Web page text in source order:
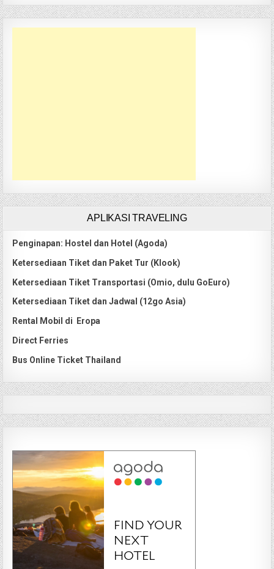
APLIKASI TRAVELING
Penginapan: Hostel dan Hotel (Agoda)
Ketersediaan Tiket dan Paket Tur (Klook)
Ketersediaan Tiket Transportasi (Omio, dulu GoEuro)
Ketersediaan Tiket dan Jadwal (12go Asia)
Rental Mobil di Eropa
Direct Ferries
Bus Online Ticket Thailand